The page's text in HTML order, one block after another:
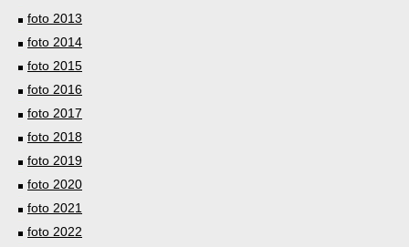
foto 2013
foto 2014
foto 2015
foto 2016
foto 2017
foto 2018
foto 2019
foto 2020
foto 2021
foto 2022